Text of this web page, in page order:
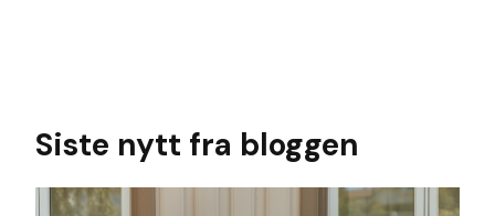
Siste nytt fra bloggen